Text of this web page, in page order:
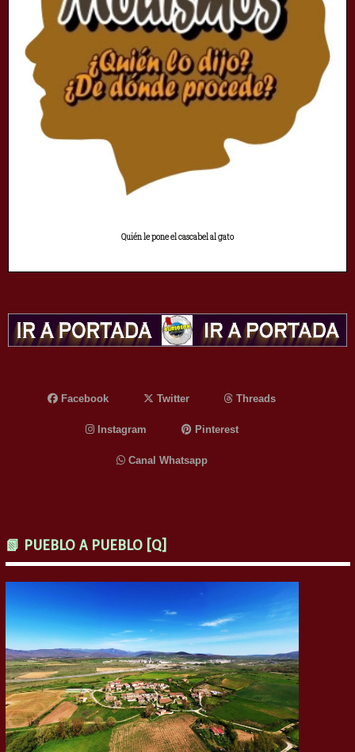
Quién le pone el cascabel al gato
Facebook Twitter Threads
Instagram Pinterest
Canal Whatsapp
📗 PUEBLO A PUEBLO [Q]